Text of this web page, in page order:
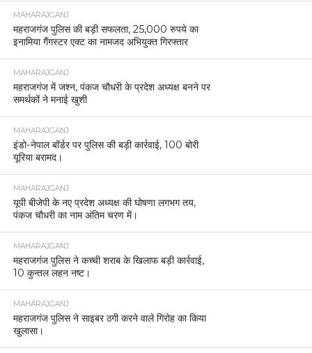
MAHARAJGANJ
महराजगंज पुलिस की बड़ी सफलता, 25,000 रुपये का
इनामिया गैंगस्टर एक्ट का नामजद अभियुक्त गिरफ्तार
MAHARAJGANJ
महराजगंज में जश्न, पंकज चौधरी के प्रदेश अध्यक्ष बनने पर
समर्थकों ने मनाई खुशी
MAHARAJGANJ
इंडो-नेपाल बॉर्डर पर पुलिस की बड़ी कार्रवाई, 100 बोरी
यूरिया बरामद।
MAHARAJGANJ
यूपी बीजेपी के नए प्रदेश अध्यक्ष की घोषणा लगभग तय,
पंकज चौधरी का नाम अंतिम चरण में।
MAHARAJGANJ
महराजगंज पुलिस ने कच्ची शराब के खिलाफ बड़ी कार्रवाई,
10 कुन्तल लहन नष्ट।
MAHARAJGANJ
महराजगंज पुलिस ने साइबर ठगी करने वाले गिरोह का किया
खुलासा।